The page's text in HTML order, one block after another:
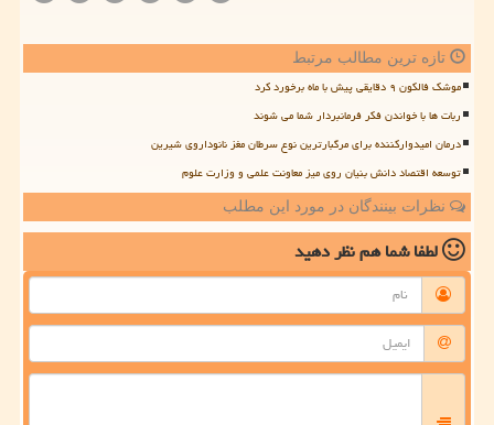
تازه ترین مطالب مرتبط
موشک فالکون ۹ دقایقی پیش با ماه برخورد کرد
ربات ها با خواندن فکر فرمانبردار شما می شوند
درمان امیدوارکننده برای مرگبارترین نوع سرطان مغز نانوداروی شیرین
توسعه اقتصاد دانش بنیان روی میز معاونت علمی و وزارت علوم
نظرات بینندگان در مورد این مطلب
لطفا شما همنظر دهید